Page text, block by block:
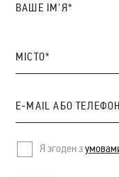
ВАШЕ ІМ'Я*
МІСТО*
E-MAIL АБО
Я згоден з